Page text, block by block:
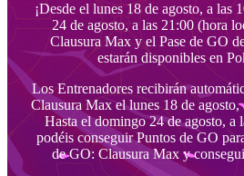
¡Desde el lunes 18 de agosto, a las
24 de agosto, a las 21:00 (hora
Clausura Max y el Pase de GO
estarán disponibles en
Los Entrenadores recibirán
Clausura Max el lunes 18 de
Hasta el domingo 24 de agosto, a
podéis conseguir Puntos de GO
de GO: Clausura Max y